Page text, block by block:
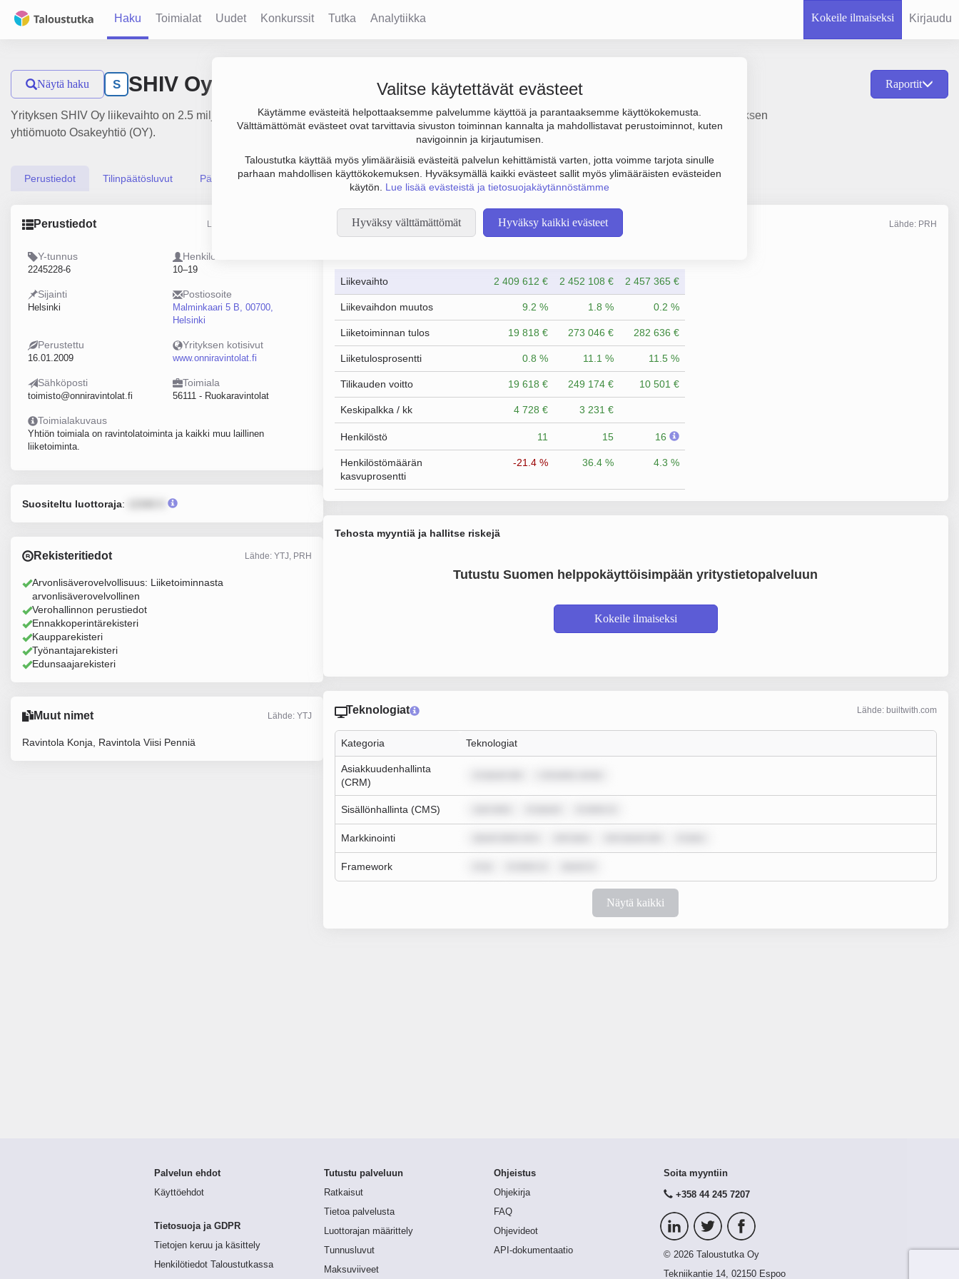
Haku Toimialat Uudet Konkurssit Tutka Analytiikka Kokeile ilmaiseksi Kirjaudu
Valitse käytettävät evästeet
Käytämme evästeitä helpottaaksemme palvelumme käyttöä ja parantaaksemme käyttökokemusta.
Välttämättömät evästeet ovat tarvittavia sivuston toiminnan kannalta ja mahdollistavat perustoiminnot, kuten
navigoinnin ja kirjautumisen.
Taloustutka käyttää myös ylimääräisiä evästeitä palvelun kehittämistä varten, jotta voimme tarjota sinulle
parhaan mahdollisen käyttökokemuksen. Hyväksymällä kaikki evästeet sallit myös ylimääräisten evästeiden
käytön. Lue lisää evästeistä ja tietosuojakäytännöstämme
Hyväksy välttämättömät Hyväksy kaikki evästeet
Näytä haku S SHIV Oy Raportit
Yrityksen SHIV Oy liikevaihto on 2.5 milj. € ja tulos 283 000 €. Sen päätoimiala on Ruokaravintolat, perustamisvuosi 2009 ja sijainti Helsinki. Yrityksen
yhtiömuoto Osakeyhtiö (OY).
Perustiedot Tilinpäätösluvut Päättäjätiedot
Perustiedot Lähde: YTJ, PRH, Traficom
Y-tunnus
2245228-6
Henkilöstömäärä
10–19
Sijainti
Helsinki
Postiosoite
Malminkaari 5 B, 00700,
Helsinki
Perustettu
16.01.2009
Yrityksen kotisivut
www.onniravintolat.fi
Sähköposti
toimisto@onniravintolat.fi
Toimiala
56111 - Ruokaravintolat
Toimialakuvaus
Yhtiön toimiala on ravintolatoiminta ja kaikki muu laillinen
liiketoiminta.
Suositeltu luottoraja:
Rekisteritiedot Lähde: YTJ, PRH
Arvonlisäverovelvollisuus: Liiketoiminnasta
arvonlisäverovelvollinen
Verohallinnon perustiedot
Ennakkoperintärekisteri
Kaupparekisteri
Työnantajarekisteri
Edunsaajarekisteri
Muut nimet Lähde: YTJ
Ravintola Konja, Ravintola Viisi Penniä
Taloustiedot Lähde: PRH
Liikevaihto 2 409 612 € 2 452 108 € 2 457 365 €
Liikevaihdon muutos 9.2 % 1.8 % 0.2 %
Liiketoiminnan tulos 19 818 € 273 046 € 282 636 €
Liiketulosprosentti 0.8 % 11.1 % 11.5 %
Tilikauden voitto 19 618 € 249 174 € 10 501 €
Keskipalkka / kk 4 728 € 3 231 €
Henkilöstö 11 15 16
Henkilöstömäärän
kasvuprosentti
-21.4 % 36.4 % 4.3 %
Tehosta myyntiä ja hallitse riskejä
Tutustu Suomen helppokäyttöisimpään yritystietopalveluun
Kokeile ilmaiseksi
Teknologiat Lähde: builtwith.com
Kategoria Teknologiat
Asiakkuudenhallinta
(CRM)
Sisällönhallinta (CMS)
Markkinointi
Framework
Näytä kaikki
Palvelun ehdot
Käyttöehdot
Tietosuoja ja GDPR
Tietojen keruu ja käsittely
Henkilötiedot Taloustutkassa
Tutustu palveluun
Ratkaisut
Tietoa palvelusta
Luottorajan määrittely
Tunnusluvut
Maksuviiveet
Ohjeistus
Ohjekirja
FAQ
Ohjevideot
API-dokumentaatio
Soita myyntiin
+358 44 245 7207
© 2026 Taloustutka Oy
Tekniikantie 14, 02150 Espoo